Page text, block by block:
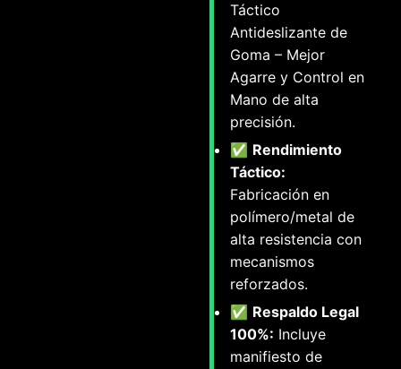
Táctico
Antideslizante de
Goma – Mejor
Agarre y Control en
Mano de alta
precisión.
✅ Rendimiento
Táctico:
Fabricación en
polímero/metal de
alta resistencia con
mecanismos
reforzados.
✅ Respaldo Legal
100%: Incluye
manifiesto de